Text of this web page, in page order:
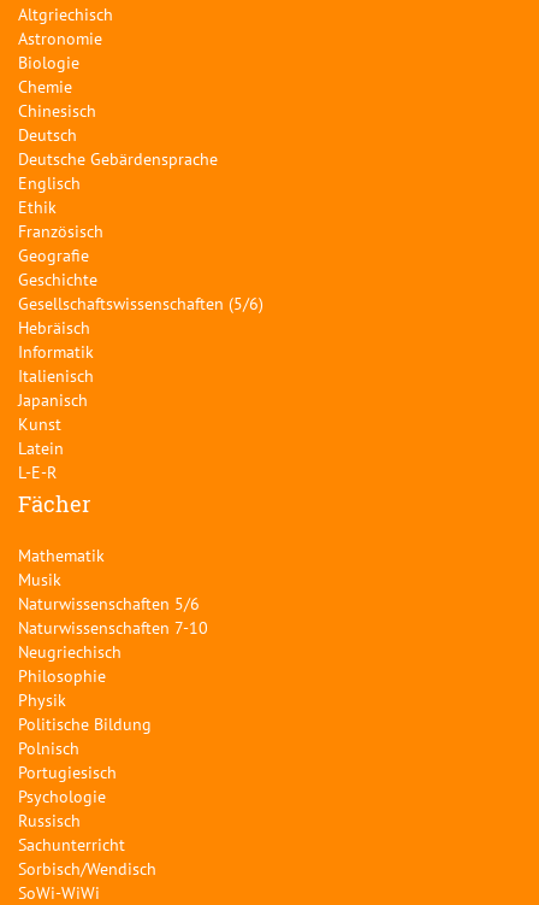
Altgriechisch
Astronomie
Biologie
Chemie
Chinesisch
Deutsch
Deutsche Gebärdensprache
Englisch
Ethik
Französisch
Geografie
Geschichte
Gesellschaftswissenschaften (5/6)
Hebräisch
Informatik
Italienisch
Japanisch
Kunst
Latein
L-E-R
Fächer
Mathematik
Musik
Naturwissenschaften 5/6
Naturwissenschaften 7-10
Neugriechisch
Philosophie
Physik
Politische Bildung
Polnisch
Portugiesisch
Psychologie
Russisch
Sachunterricht
Sorbisch/Wendisch
SoWi-WiWi